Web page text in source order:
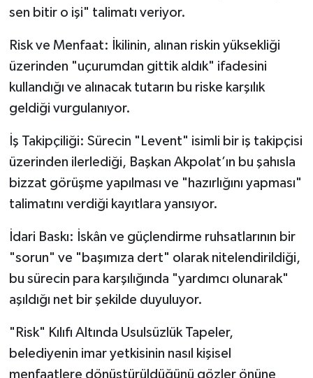
sen bitir o işi" talimatı veriyor.
Risk ve Menfaat: İkilinin, alınan riskin yüksekliği
üzerinden "uçurumdan gittik aldık" ifadesini
kullandığı ve alınacak tutarın bu riske karşılık
geldiği vurgulanıyor.
İş Takipçiliği: Sürecin "Levent" isimli bir iş takipçisi
üzerinden ilerlediği, Başkan Akpolat’ın bu şahısla
bizzat görüşme yapılması ve "hazırlığını yapması"
talimatını verdiği kayıtlara yansıyor.
İdari Baskı: İskân ve güçlendirme ruhsatlarının bir
"sorun" ve "başımıza dert" olarak nitelendirildiği,
bu sürecin para karşılığında "yardımcı olunarak"
aşıldığı net bir şekilde duyuluyor.
"Risk" Kılıfı Altında Usulsüzlük Tapeler,
belediyenin imar yetkisinin nasıl kişisel
menfaatlere dönüştürüldüğünü gözler önüne